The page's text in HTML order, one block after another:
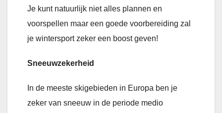
Je kunt natuurlijk niet alles plannen en
voorspellen maar een goede voorbereiding zal
je wintersport zeker een boost geven!
Sneeuwzekerheid
In de meeste skigebieden in Europa ben je
zeker van sneeuw in de periode medio